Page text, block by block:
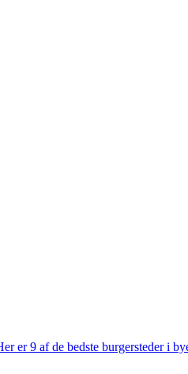
er 9 af de bedste burgersteder i